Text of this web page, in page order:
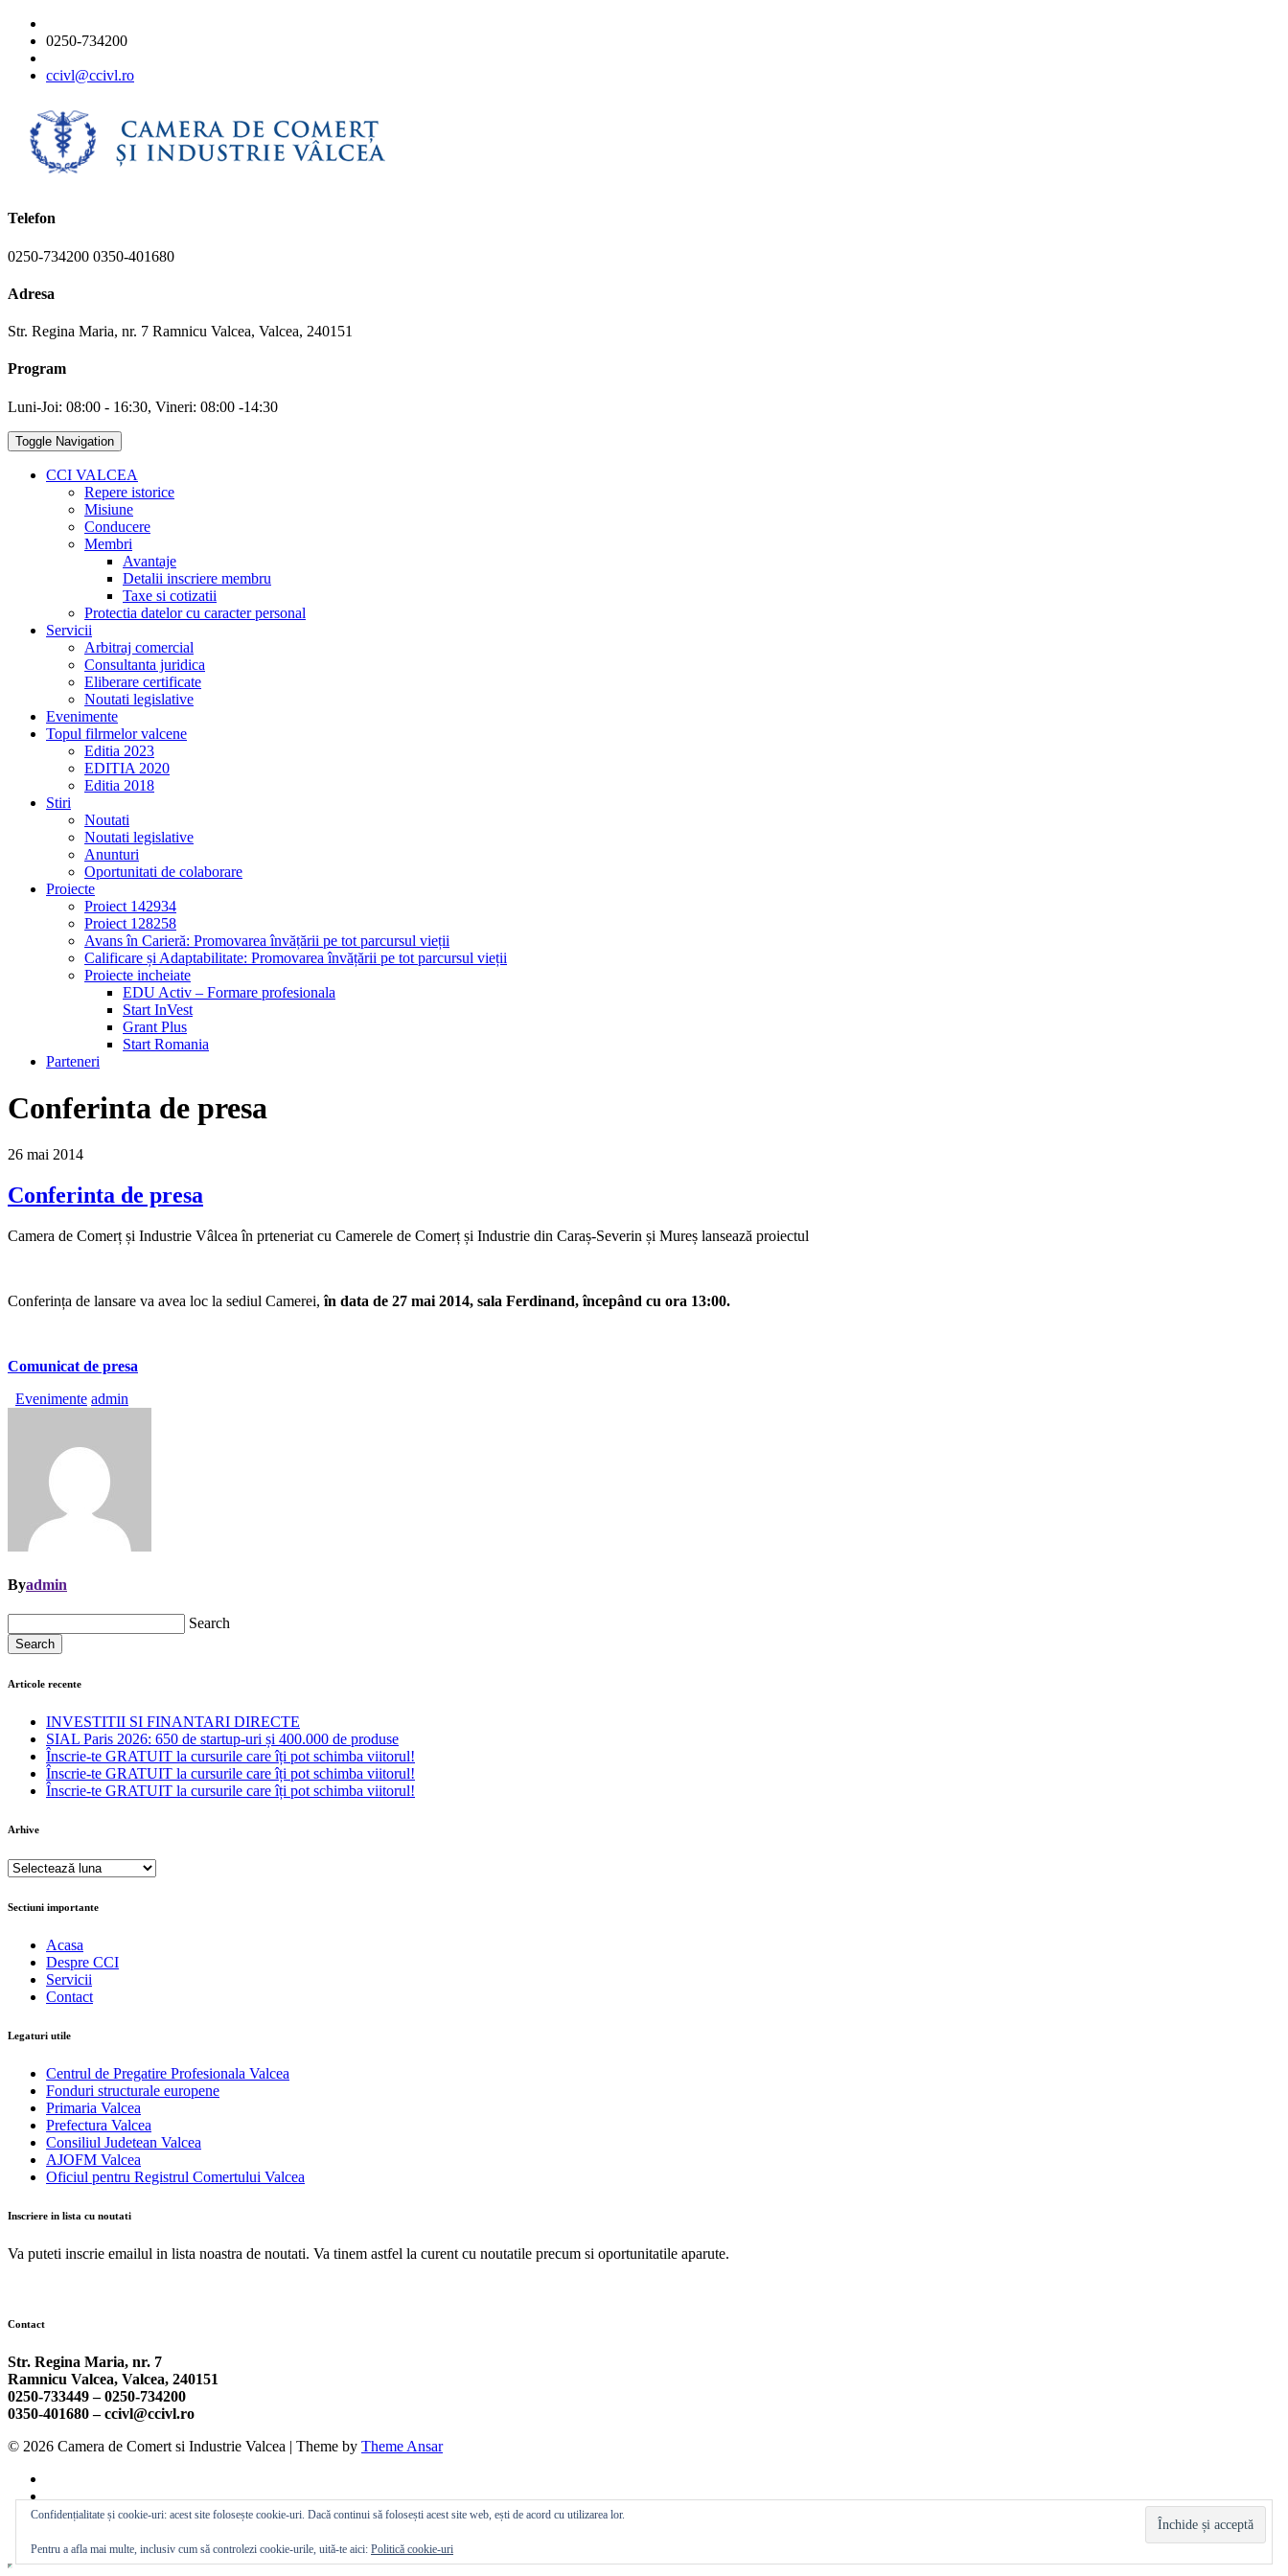
0250-734200
ccivl@ccivl.ro
Telefon
0250-734200 0350-401680
Adresa
Str. Regina Maria, nr. 7 Ramnicu Valcea, Valcea, 240151
Program
Luni-Joi: 08:00 - 16:30, Vineri: 08:00 -14:30
Toggle Navigation
CCI VALCEA
Repere istorice
Misiune
Conducere
Membri
Avantaje
Detalii inscriere membru
Taxe si cotizatii
Protectia datelor cu caracter personal
Servicii
Arbitraj comercial
Consultanta juridica
Eliberare certificate
Noutati legislative
Evenimente
Topul filrmelor valcene
Editia 2023
EDITIA 2020
Editia 2018
Stiri
Noutati
Noutati legislative
Anunturi
Oportunitati de colaborare
Proiecte
Proiect 142934
Proiect 128258
Avans în Carieră: Promovarea învățării pe tot parcursul vieții
Calificare și Adaptabilitate: Promovarea învățării pe tot parcursul vieții
Proiecte incheiate
EDU Activ – Formare profesionala
Start InVest
Grant Plus
Start Romania
Parteneri
Conferinta de presa
26 mai 2014
Conferinta de presa
Camera de Comerț și Industrie Vâlcea în prteneriat cu Camerele de Comerț și Industrie din Caraș-Severin și Mureș lansează proiectul
Conferința de lansare va avea loc la sediul Camerei,în data de 27 mai 2014, sala Ferdinand, începând cu ora 13:00.
Comunicat de presa
Evenimente admin
Byadmin
Search
Search
Articole recente
INVESTITII SI FINANTARI DIRECTE
SIAL Paris 2026: 650 de startup-uri și 400.000 de produse
Înscrie-te GRATUIT la cursurile care îți pot schimba viitorul!
Înscrie-te GRATUIT la cursurile care îți pot schimba viitorul!
Înscrie-te GRATUIT la cursurile care îți pot schimba viitorul!
Arhive
Arhive
Sectiuni importante
Acasa
Despre CCI
Servicii
Contact
Legaturi utile
Centrul de Pregatire Profesionala Valcea
Fonduri structurale europene
Primaria Valcea
Prefectura Valcea
Consiliul Judetean Valcea
AJOFM Valcea
Oficiul pentru Registrul Comertului Valcea
Inscriere in lista cu noutati
Va puteti inscrie emailul in lista noastra de noutati. Va tinem astfel la curent cu noutatile precum si oportunitatile aparute.
Contact
Str. Regina Maria, nr. 7
Ramnicu Valcea, Valcea, 240151
0250-733449 –0250-734200
0350-401680 –ccivl@ccivl.ro
© 2026 Camera de Comert si Industrie Valcea | Theme by Theme Ansar
Confidențialitate și cookie-uri: acest site folosește cookie-uri. Dacă continui să folosești acest site web, ești de acord cu utilizarea lor.
Pentru a afla mai multe, inclusiv cum să controlezi cookie-urile, uită-te aici: Politică cookie-uri